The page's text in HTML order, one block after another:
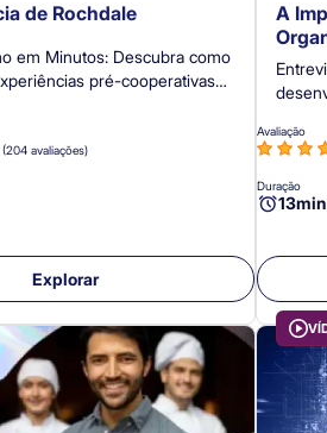
de Rochdale
em Minutos: Descubra como
pré-cooperativas
pioneiro de Rochdale.
(204 avaliações)
Explorar
A
Entrevista com Carlos
e
Avaliação
Duração
13min